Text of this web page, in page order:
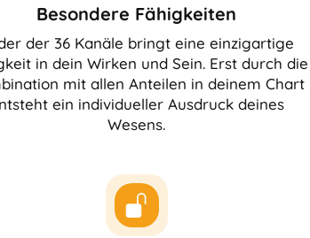
Besondere Fähigkeiten
der 36 Kanäle bringt eine einzigartige
in dein Wirken und Sein. Erst durch die
mit allen Anteilen in deinem Chart
ein individueller Ausdruck deines
Wesens.